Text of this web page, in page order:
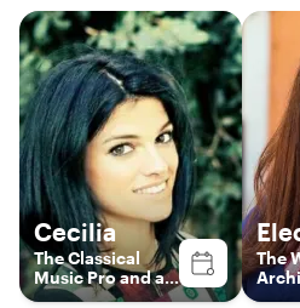
Cecilia
The Classical
Music Pro and art
historian
The